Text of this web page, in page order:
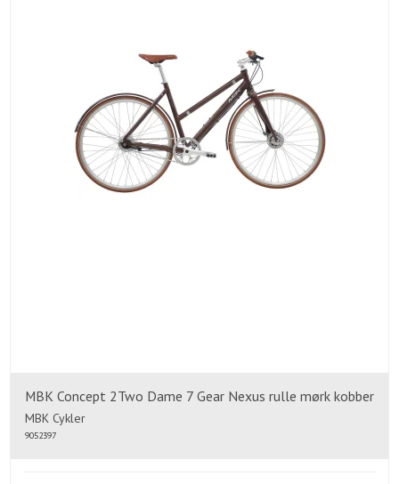
MBK Concept 2Two Dame 7 Gear Nexus rulle mørk kobber
MBK Cykler
9052397